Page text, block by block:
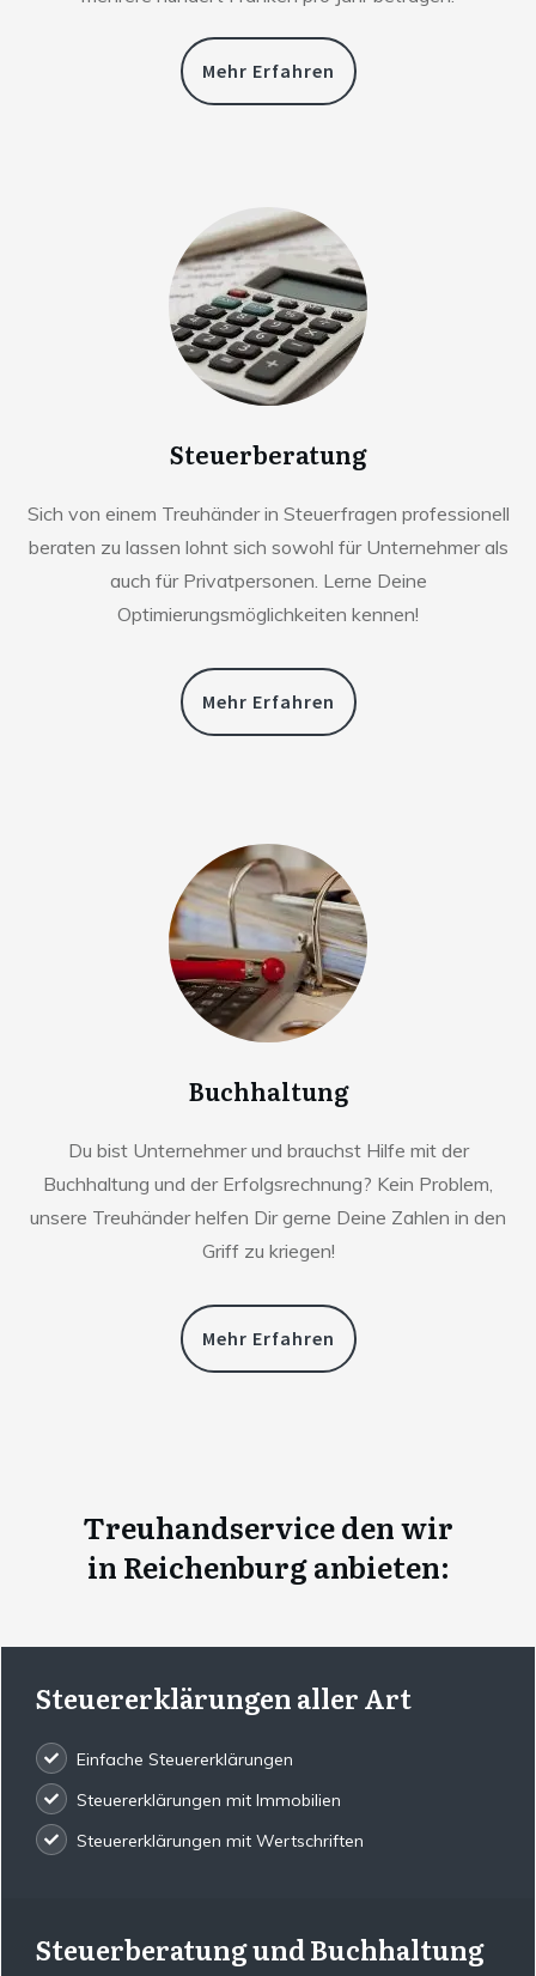
Mehr Erfahren
Steuerberatung
Sich von einem Treuhänder in Steuerfragen professionell
beraten zu lassen lohnt sich sowohl für Unternehmer als
auch für Privatpersonen. Lerne Deine
Optimierungsmöglichkeiten kennen!
Mehr Erfahren
Buchhaltung
Du bist Unternehmer und brauchst Hilfe mit der
Buchhaltung und der Erfolgsrechnung? Kein Problem,
unsere Treuhänder helfen Dir gerne Deine Zahlen in den
Griff zu kriegen!
Mehr Erfahren
Treuhandservice den wir
in Reichenburg anbieten:
Steuererklärungen aller Art
Einfache Steuererklärungen
Steuererklärungen mit Immobilien
Steuererklärungen mit Wertschriften
Steuerberatung und Buchhaltung